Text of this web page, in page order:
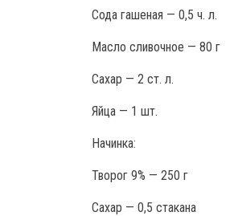
Сода гашеная — 0,5 ч. л.
Масло сливочное — 80 г
Сахар — 2 ст. л.
Яйца — 1 шт.
Начинка:
Творог 9% — 250 г
Сахар — 0,5 стакана